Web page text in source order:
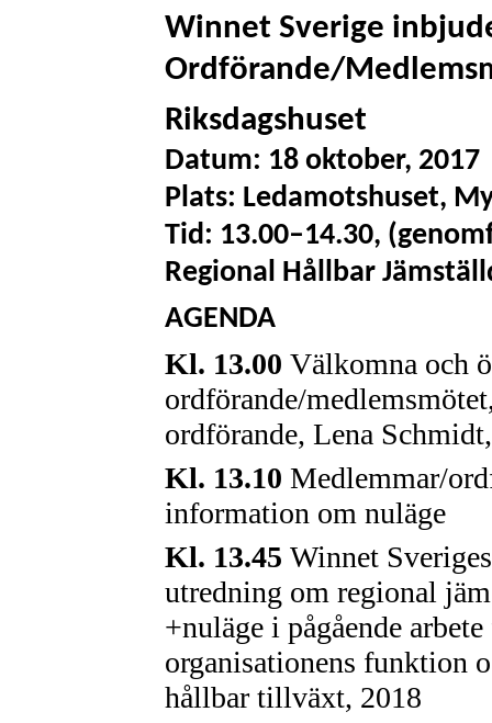
Winnet Sverige
Ordförande/
Riksdagshuset
Datum: 18 oktober, 2017
Plats: Ledamotshuset,
Tid: 13.00–14.30,
Regional Hållbar
AGENDA
Kl. 13.00 Välkomna och
ordförande/
ordförande, Lena
Kl. 13.10 Medlemmar/
information om nuläge
Kl. 13.45 Winnet
utredning om regional
+nuläge i pågående
organisationens funktion
hållbar tillväxt, 2018